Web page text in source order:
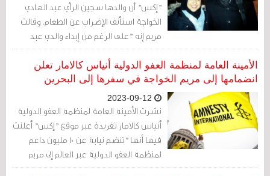
"إكس" أن والدها سجين الرأي عبد الهادي
الخواجة استأنف الإضراب عن الطعام. وقالت
مريم إنه "على الرغم من إبداء والدي عبد
الهادي الخواجة حسن النية مع ادارة سجن
جو وتعليق إضرابه عن الطعام الاسبوع
الماضي، بشرط نقله لموعده مع طبيب
القلب هذا الأسبوع، إلا أن الإدارة لم تلتزم
بالعهد"...
الأمينة العامة لمنظمة العفو الدولية أنياس كالامار تعلن
انضمامها إلى مريم الخواجة في سفرها إلى البحرين
نشرت الأمينة العامة لمنظمة العفو الدولية
أنياس كالامار تغريدة عبر موقع "إكس" أعلنت
فيها أنها "تنضم نيابة عن 10 مليون داعم
لمنظمة العفو الدولية عبر العالم إلى مريم
الخواجة في رحلة عودتها إلى البحرين